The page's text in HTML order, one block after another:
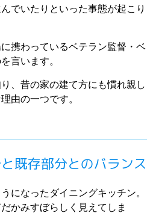
でいたりといった事態が起こり
携わっているベテラン監督・ベ
言います。
、昔の家の建て方にも慣れ親し
由の一つです。
既存部分とのバランス
になったダイニングキッチン。
かみすぼらしく見えてしま